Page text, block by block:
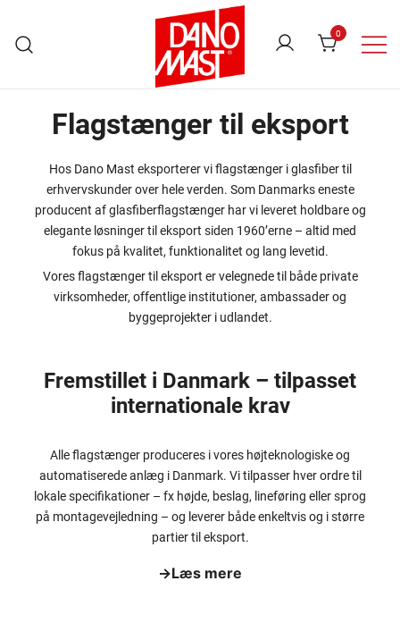
content
Danomast
0
Flagstænger til eksport
Hos Dano Mast eksporterer vi flagstænger i glasfiber til
erhvervskunder over hele verden. Som Danmarks eneste
producent af glasfiberflagstænger har vi leveret holdbare og
elegante løsninger til eksport siden 1960’erne – altid med
fokus på kvalitet, funktionalitet og lang levetid.
Vores flagstænger til eksport er velegnede til både private
virksomheder, offentlige institutioner, ambassader og
byggeprojekter i udlandet.
Fremstillet i Danmark – tilpasset
internationale krav
Alle flagstænger produceres i vores højteknologiske og
automatiserede anlæg i Danmark. Vi tilpasser hver ordre til
lokale specifikationer – fx højde, beslag, lineføring eller sprog
på montagevejledning – og leverer både enkeltvis og i større
partier til eksport.
→Læs mere